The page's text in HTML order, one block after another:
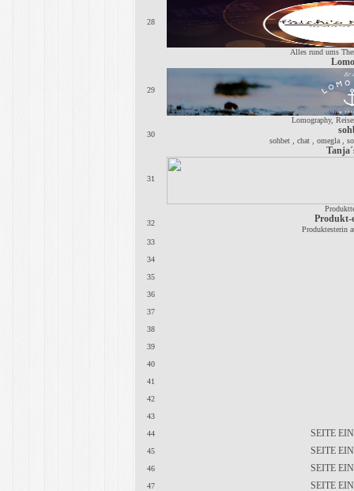
28
Alles rund ums
29
Lomography,
30
sohbet , chat , omegla ,
31
32
Produkt-
Produktesterin
33
34
35
36
37
38
39
40
41
42
43
44
SEITE
45 SEITE
46 SEITE
47 SEITE